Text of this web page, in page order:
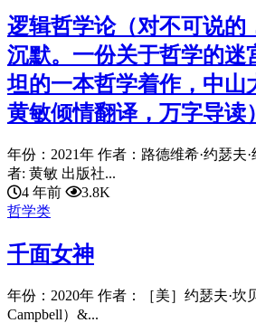
逻辑哲学论（对不可说的
沉默。一份关于哲学的迷
坦的一本哲学着作，中山
黄敏倾情翻译，万字导读
年份：2021年 作者：路德维希·约瑟夫
者: 黄敏 出版社...
4 年前
3.8K
哲学类
千面女神
年份：2020年 作者：［美］约瑟夫·坎
Campbell）&...